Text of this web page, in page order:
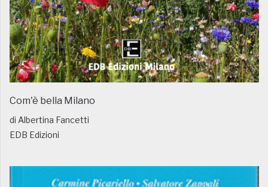
Com'è bella Milano
di Albertina Fancetti
EDB Edizioni